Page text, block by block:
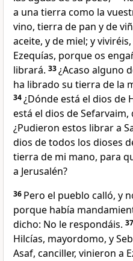
a una tierra como la
vino, tierra de pan y de
aceite, y de miel; y
Ezequías, porque os
librará. 33¿Acaso alguno
ha librado su tierra de la
34¿Dónde está el dios de
está el dios de Sefarvaim,
¿Pudieron estos librar a
dios de todos los dioses
tierra de mi mano, para
a Jerusalén?
36 Pero el pueblo calló, y
porque había
dicho: No le respondáis. 37
Hilcías, mayordomo, y
Asaf, canciller, vinieron a